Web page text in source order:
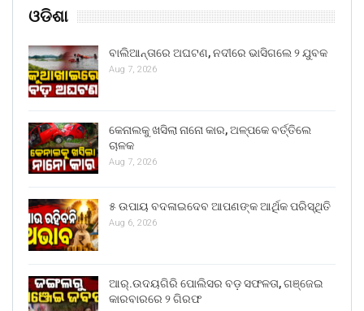
ଓଡିଶା
ବାଲିଆନ୍ତାରେ ଅଘଟଣ, ନଦୀରେ ଭାସିଗଲେ ୨ ଯୁବକ
Aug 7, 2026
କେନାଲକୁ ଖସିଲା ନାନୋ କାର, ଅଳ୍ପକେ ବର୍ତ୍ତିଲେ
ଚାଳକ
Aug 7, 2026
୫ ଉପାୟ ବଦଳାଇଦେବ ଆପଣଙ୍କ ଆର୍ଥିକ ପରିସ୍ଥିତି
Aug 6, 2026
ଆର୍.ଉଦୟଗିରି ପୋଲିସର ବଡ଼ ସଫଳତା, ଗଞ୍ଜେଇ
କାରବାରରେ ୨ ଗିରଫ